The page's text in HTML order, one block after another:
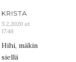
KRISTA
5.2.2020 at
17:48
Hihi, mäkin
siellä